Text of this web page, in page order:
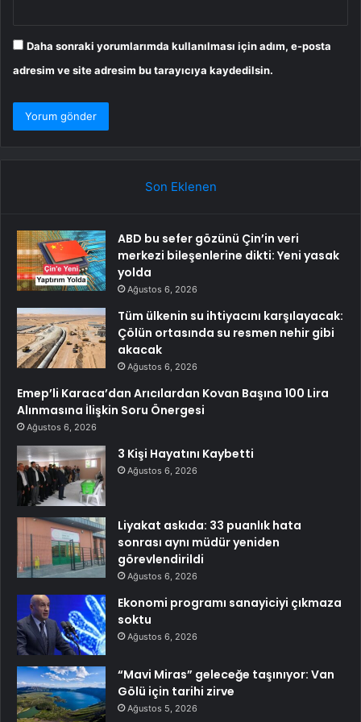
Daha sonraki yorumlarımda kullanılması için adım, e-posta
adresim ve site adresim bu tarayıcıya kaydedilsin.
Son Eklenen
ABD bu sefer gözünü Çin’in veri
merkezi bileşenlerine dikti: Yeni yasak
yolda
Ağustos 6, 2026
Tüm ülkenin su ihtiyacını karşılayacak:
Çölün ortasında su resmen nehir gibi
akacak
Ağustos 6, 2026
Emep’li Karaca’dan Arıcılardan Kovan Başına 100 Lira
Alınmasına İlişkin Soru Önergesi
Ağustos 6, 2026
3 Kişi Hayatını Kaybetti
Ağustos 6, 2026
Liyakat askıda: 33 puanlık hata
sonrası aynı müdür yeniden
görevlendirildi
Ağustos 6, 2026
Ekonomi programı sanayiciyi çıkmaza
soktu
Ağustos 6, 2026
“Mavi Miras” geleceğe taşınıyor: Van
Gölü için tarihi zirve
Ağustos 5, 2026